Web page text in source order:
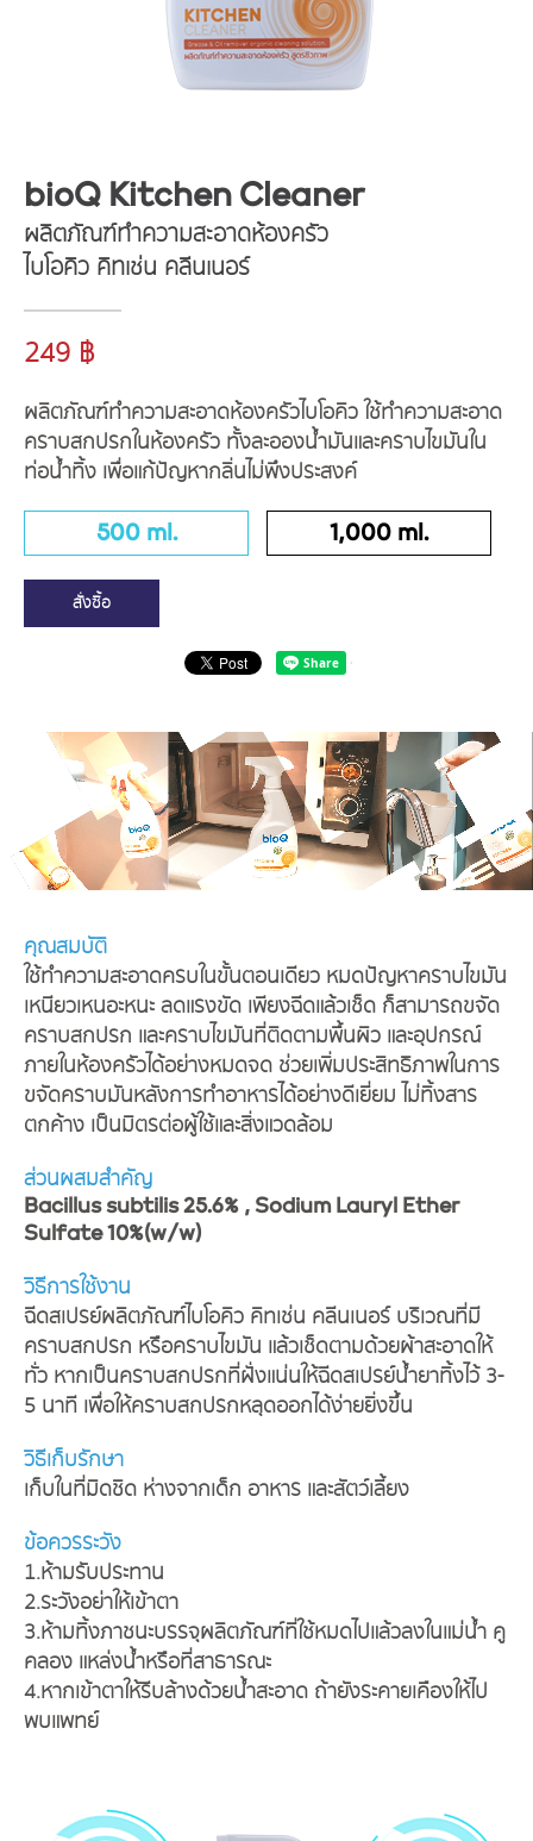
bioQ Kitchen Cleaner
ผลิตภัณฑ์ทำความสะอาดห้องครัว
ไบโอคิว คิทเช่น คลีนเนอร์
249 ฿
ผลิตภัณฑ์ทำความสะอาดห้องครัวไบโอคิว ใช้ทำความสะอาด
คราบสกปรกในห้องครัว ทั้งละอองน้ำมันและคราบไขมันใน
ท่อน้ำทิ้ง เพื่อแก้ปัญหากลิ่นไม่พึงประสงค์
500 ml. 1,000 ml.
สั่งซื้อ
คุณสมบัติ
ใช้ทำความสะอาดครบในขั้นตอนเดียว หมดปัญหาคราบไขมัน
เหนียวเหนอะหนะ ลดแรงขัด เพียงฉีดแล้วเช็ด ก็สามารถขจัด
คราบสกปรก และคราบไขมันที่ติดตามพื้นผิว และอุปกรณ์
ภายในห้องครัวได้อย่างหมดจด ช่วยเพิ่มประสิทธิภาพในการ
ขจัดคราบมันหลังการทำอาหารได้อย่างดีเยี่ยม ไม่ทิ้งสาร
ตกค้าง เป็นมิตรต่อผู้ใช้และสิ่งแวดล้อม
ส่วนผสมสำคัญ
Bacillus subtilis 25.6% , Sodium Lauryl Ether
Sulfate 10%(w/w)
วิธีการใช้งาน
ฉีดสเปรย์ผลิตภัณฑ์ไบโอคิว คิทเช่น คลีนเนอร์ บริเวณที่มี
คราบสกปรก หรือคราบไขมัน แล้วเช็ดตามด้วยผ้าสะอาดให้
ทั่ว หากเป็นคราบสกปรกที่ฝั่งแน่นให้ฉีดสเปรย์น้ำยาทิ้งไว้ 3-
5 นาที เพื่อให้คราบสกปรกหลุดออกได้ง่ายยิ่งขึ้น
วิธีเก็บรักษา
เก็บในที่มิดชิด ห่างจากเด็ก อาหาร และสัตว์เลี้ยง
ข้อควรระวัง
1.ห้ามรับประทาน
2.ระวังอย่าให้เข้าตา
3.ห้ามทิ้งภาชนะบรรจุผลิตภัณฑ์ที่ใช้หมดไปแล้วลงในแม่น้ำ คู
คลอง แหล่งน้ำหรือที่สาธารณะ
4.หากเข้าตาให้รีบล้างด้วยน้ำสะอาด ถ้ายังระคายเคืองให้ไป
พบแพทย์